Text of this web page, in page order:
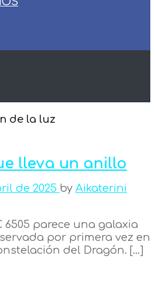
de la luz
lleva un anillo
de 2025 by Aikaterini
6505 parece una galaxia
por primera vez en
del Dragón. […]